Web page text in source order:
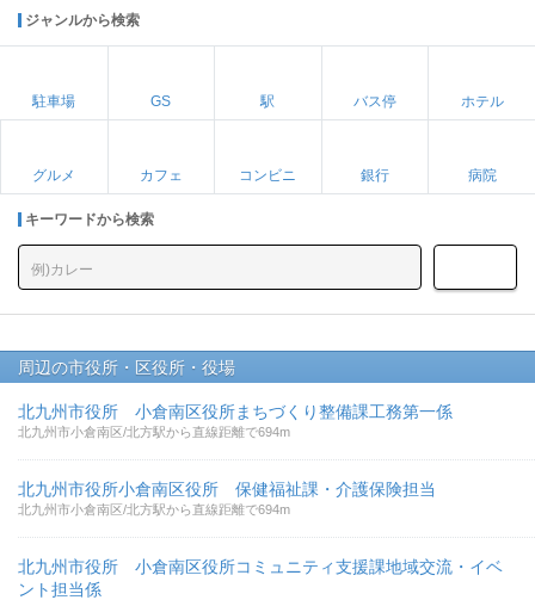
ジャンルから検索
駐車場 GS 駅 バス停 ホテル
グルメ カフェ コンビニ 銀行 病院
キーワードから検索
周辺の市役所・区役所・役場
北九州市役所 小倉南区役所まちづくり整備課工務第一係
北九州市小倉南区/北方駅から直線距離で694m
北九州市役所小倉南区役所 保健福祉課・介護保険担当
北九州市小倉南区/北方駅から直線距離で694m
北九州市役所 小倉南区役所コミュニティ支援課地域交流・イベ
ント担当係